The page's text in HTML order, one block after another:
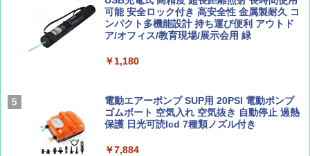
集】ボーイング110周年を祝して！
￥1,760
解く (講談社現代新書)
￥1,540
ュ(BC仕様) PATC-150B(EB)
￥9,990
イド ブラックコーティング フルクローズ メ
ッシュ 4人用 簡単設置 ポップアップテント P
ATCW-150B エクルベージュ
￥-
可能 安全ロック付き 高安全性 金属製耐久 コ
ンパクト多機能設計 持ち運び便利 アウトド
ア/オフィス/教育現場/展示会用 緑
￥1,180
電動エアーポンプ SUP用 20PSI 電動ポンプ
ゴムボート 空気入れ 空気抜き 自動停止 過熱
保護 日光可読lcd 7種類ノズル付き
￥7,884